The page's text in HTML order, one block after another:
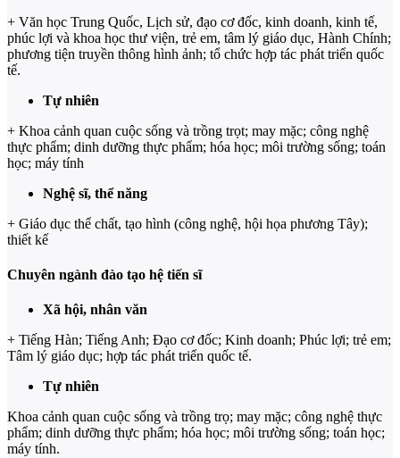
+ Văn học Trung Quốc, Lịch sử, đạo cơ đốc, kinh doanh, kinh tế,
phúc lợi và khoa học thư viện, trẻ em, tâm lý giáo dục, Hành Chính;
phương tiện truyền thông hình ảnh; tổ chức hợp tác phát triển quốc
tế.
Tự nhiên
+ Khoa cảnh quan cuộc sống và trồng trọt; may mặc; công nghệ
thực phẩm; dinh dưỡng thực phẩm; hóa học; môi trường sống; toán
học; máy tính
Nghệ sĩ, thể năng
+ Giáo dục thể chất, tạo hình (công nghệ, hội họa phương Tây);
thiết kế
Chuyên ngành đào tạo hệ tiến sĩ
Xã hội, nhân văn
+ Tiếng Hàn; Tiếng Anh; Đạo cơ đốc; Kinh doanh; Phúc lợi; trẻ em;
Tâm lý giáo dục; hợp tác phát triển quốc tế.
Tự nhiên
Khoa cảnh quan cuộc sống và trồng trọ; may mặc; công nghệ thực
phẩm; dinh dưỡng thực phẩm; hóa học; môi trường sống; toán học;
máy tính.